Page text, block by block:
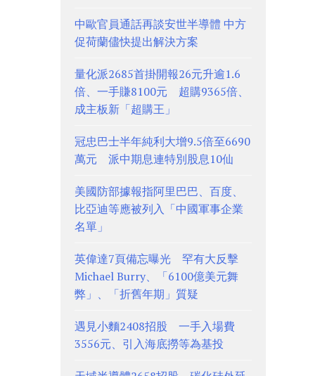
中歐官員通話再談安世半導體 中方
促荷蘭儘快提出解決方案
量化派2685首掛開報26元升逾1.6
倍、一手賺8100元 超購9365倍、
成主板新「超購王」
冠忠巴士半年純利大增9.5倍至6690
萬元 派中期息連特別股息10仙
美國防部據報指阿里巴巴、百度、
比亞迪等應被列入「中國軍事企業
名單」
英偉達7頁備忘曝光 罕有大反擊
Michael Burry、「6100億美元舞
弊」、「折舊年期」質疑
遇見小麵2408招股 一手入場費
3556元、引入海底撈等為基投